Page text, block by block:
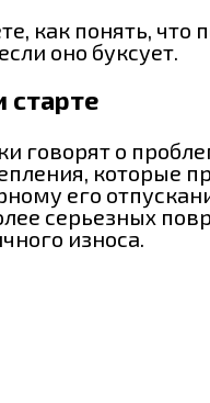
как понять, что
оно буксует.
старте
говорят о
которые
его
серьезных
износа.